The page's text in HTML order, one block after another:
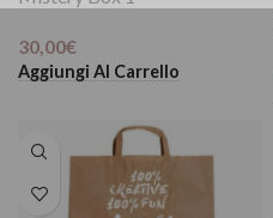
30,00€
Aggiungi Al Carrello